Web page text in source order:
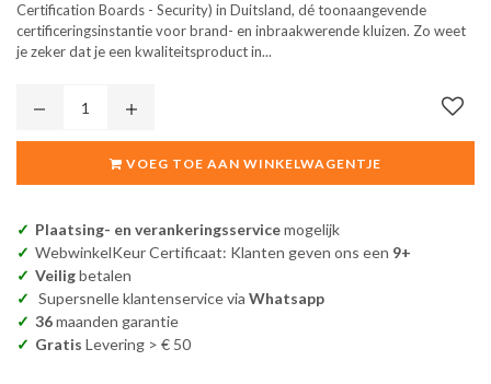
Certification Boards - Security) in Duitsland, dé toonaangevende
certificeringsinstantie voor brand- en inbraakwerende kluizen. Zo weet
je zeker dat je een kwaliteitsproduct in...
VOEG TOE AAN WINKELWAGENTJE
Plaatsing- en verankeringsservicemogelijk
WebwinkelKeur Certificaat: Klanten geven ons een 9+
Veiligbetalen
Supersnelle klantenservice via Whatsapp
36maanden garantie
Gratis Levering > € 50